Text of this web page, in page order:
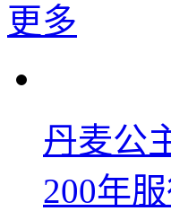
更多
丹麦公
200年